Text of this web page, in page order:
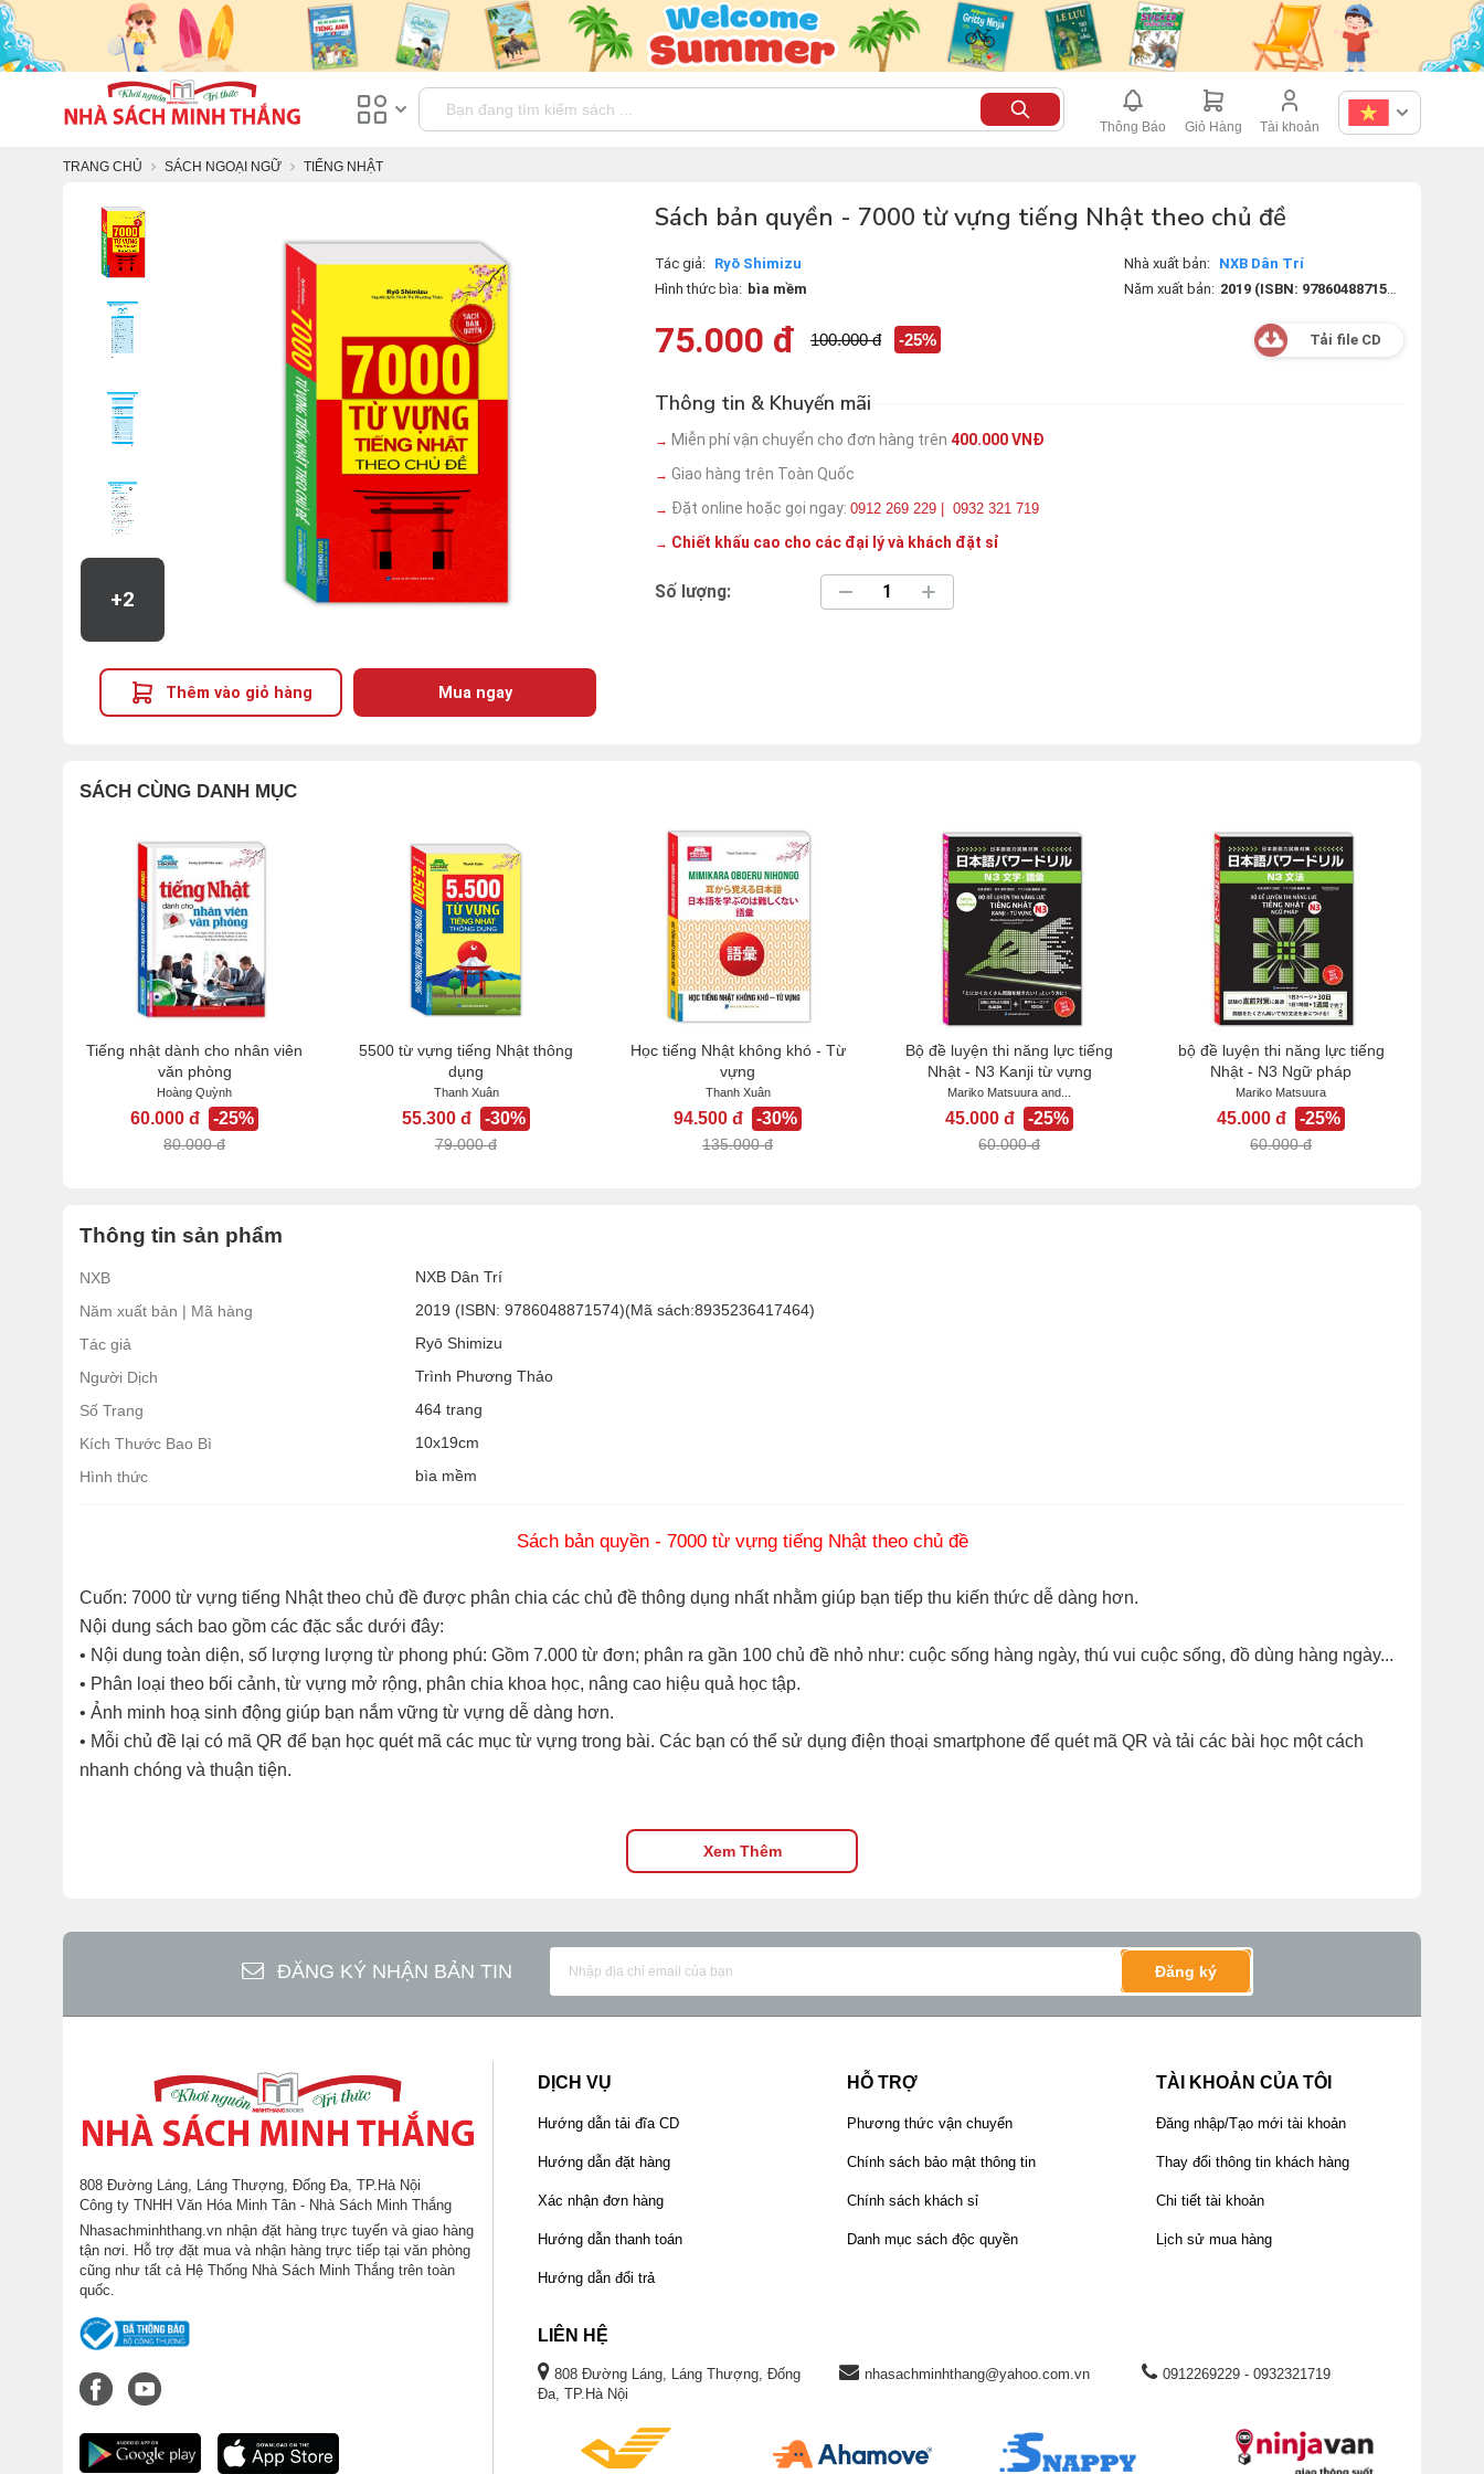
Thông Báo Giỏ Hàng Tài khoản
TRANG CHỦ SÁCH NGOẠI NGỮ TIẾNG NHẬT
+2
Thêm vào giỏ hàng Mua ngay
Sách bản quyền - 7000 từ vựng tiếng Nhật theo chủ đề
Tác giả: Ryō Shimizu Nhà xuất bản:
NXB Dân Trí
Hình thức bìa: bìa mềm Năm xuất bản: 2019 (ISBN: 9786048871574)(Mã sách:8935236417464)
75.000 đ 100.000 đ -25% Tải file CD
Thông tin & Khuyến mãi
→ Miễn phí vận chuyển cho đơn hàng trên 400.000 VNĐ
→ Giao hàng trên Toàn Quốc
→ Đặt online hoặc gọi ngay: 0912 269 229 | 0932 321 719
→ Chiết khấu cao cho các đại lý và khách đặt sỉ
Số lượng:
SÁCH CÙNG DANH MỤC
Tiếng nhật dành cho nhân viên
văn phòng
Hoàng Quỳnh
60.000 đ -25%
80.000 đ
5500 từ vựng tiếng Nhật thông
dụng
Thanh Xuân
55.300 đ -30%
79.000 đ
Học tiếng Nhật không khó - Từ
vựng
Thanh Xuân
94.500 đ -30%
135.000 đ
Bộ đề luyện thi năng lực tiếng
Nhật - N3 Kanji từ vựng
Mariko Matsuura and...
45.000 đ -25%
60.000 đ
bộ đề luyện thi năng lực tiếng
Nhật - N3 Ngữ pháp
Mariko Matsuura
45.000 đ -25%
60.000 đ
Thông tin sản phẩm
NXB
NXB Dân Trí
Năm xuất bản | Mã hàng
2019 (ISBN: 9786048871574)(Mã sách:8935236417464)
Tác giả
Ryō Shimizu
Người Dịch
Trình Phương Thảo
Số Trang
464 trang
Kích Thước Bao Bì
10x19cm
Hình thức
bìa mềm
Sách bản quyền - 7000 từ vựng tiếng Nhật theo chủ đề
Cuốn: 7000 từ vựng tiếng Nhật theo chủ đề được phân chia các chủ đề thông dụng nhất nhằm giúp bạn tiếp thu kiến thức dễ dàng hơn.
Nội dung sách bao gồm các đặc sắc dưới đây:
• Nội dung toàn diện, số lượng lượng từ phong phú: Gồm 7.000 từ đơn; phân ra gần 100 chủ đề nhỏ như: cuộc sống hàng ngày, thú vui cuộc sống, đồ dùng hàng ngày...
• Phân loại theo bối cảnh, từ vựng mở rộng, phân chia khoa học, nâng cao hiệu quả học tập.
• Ảnh minh hoạ sinh động giúp bạn nắm vững từ vựng dễ dàng hơn.
• Mỗi chủ đề lại có mã QR để bạn học quét mã các mục từ vựng trong bài. Các bạn có thể sử dụng điện thoại smartphone để quét mã QR và tải các bài học một cách
nhanh chóng và thuận tiện.
Xem Thêm
ĐĂNG KÝ NHẬN BẢN TIN Đăng ký
808 Đường Láng, Láng Thượng, Đống Đa, TP.Hà Nội
Công ty TNHH Văn Hóa Minh Tân - Nhà Sách Minh Thắng
Nhasachminhthang.vn nhận đặt hàng trực tuyến và giao hàng
tận nơi. Hỗ trợ đặt mua và nhận hàng trực tiếp tại văn phòng
cũng như tất cả Hệ Thống Nhà Sách Minh Thắng trên toàn
quốc.
DỊCH VỤ
Hướng dẫn tải đĩa CD
Hướng dẫn đặt hàng
Xác nhận đơn hàng
Hướng dẫn thanh toán
Hướng dẫn đổi trả
HỖ TRỢ
Phương thức vận chuyển
Chính sách bảo mật thông tin
Chính sách khách sỉ
Danh mục sách độc quyền
TÀI KHOẢN CỦA TÔI
Đăng nhập/Tạo mới tài khoản
Thay đổi thông tin khách hàng
Chi tiết tài khoản
Lịch sử mua hàng
LIÊN HỆ
808 Đường Láng, Láng Thượng, Đống
Đa, TP.Hà Nội
nhasachminhthang@yahoo.com.vn 0912269229 - 0932321719